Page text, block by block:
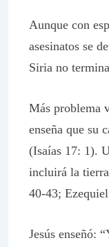
Aunque con
asesinatos se
Siria no
Más problema
enseña que su
(Isaías 17: 1).
incluirá la
40-43;
Jesús enseñó: